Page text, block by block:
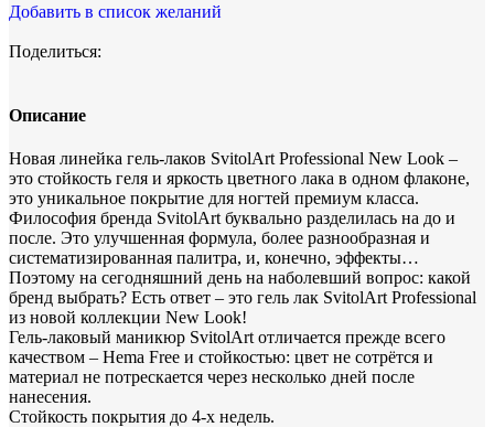
Добавить в список желаний
Поделиться:
Описание
Новая линейка гель-лаков SvitolArt Professional New Look –
это стойкость геля и яркость цветного лака в одном флаконе,
это уникальное покрытие для ногтей премиум класса.
Философия бренда SvitolArt буквально разделилась на до и
после. Это улучшенная формула, более разнообразная и
систематизированная палитра, и, конечно, эффекты…
Поэтому на сегодняшний день на наболевший вопрос: какой
бренд выбрать? Есть ответ – это гель лак SvitolArt Professional
из новой коллекции New Look!
Гель-лаковый маникюр SvitolArt отличается прежде всего
качеством – Hema Free и стойкостью: цвет не сотрётся и
материал не потрескается через несколько дней после
нанесения.
Стойкость покрытия до 4-х недель.